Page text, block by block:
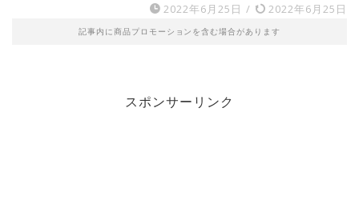
2022年6月25日 / 2022年6月25日
記事内に商品プロモーションを含む場合があります
スポンサーリンク